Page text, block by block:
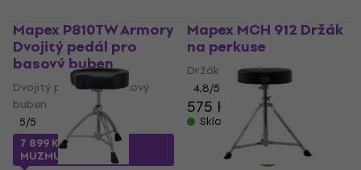
Mapex P810TW Armory
Dvojitý pedál pro
basový buben
Dvojitý pedál pro basový
buben
5/5
7 899 Kčs kódem
MUZMUZ-5
Mapex MCH 912 Držák
na perkuse
Držák na perkuse
4,8/5
575 Kč
Skladem